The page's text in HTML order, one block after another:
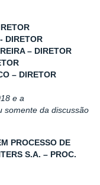
DIRETOR
– DIRETOR
– DIRETOR
e a
somente da discussão
PROCESSO DE
S.A. – PROC.